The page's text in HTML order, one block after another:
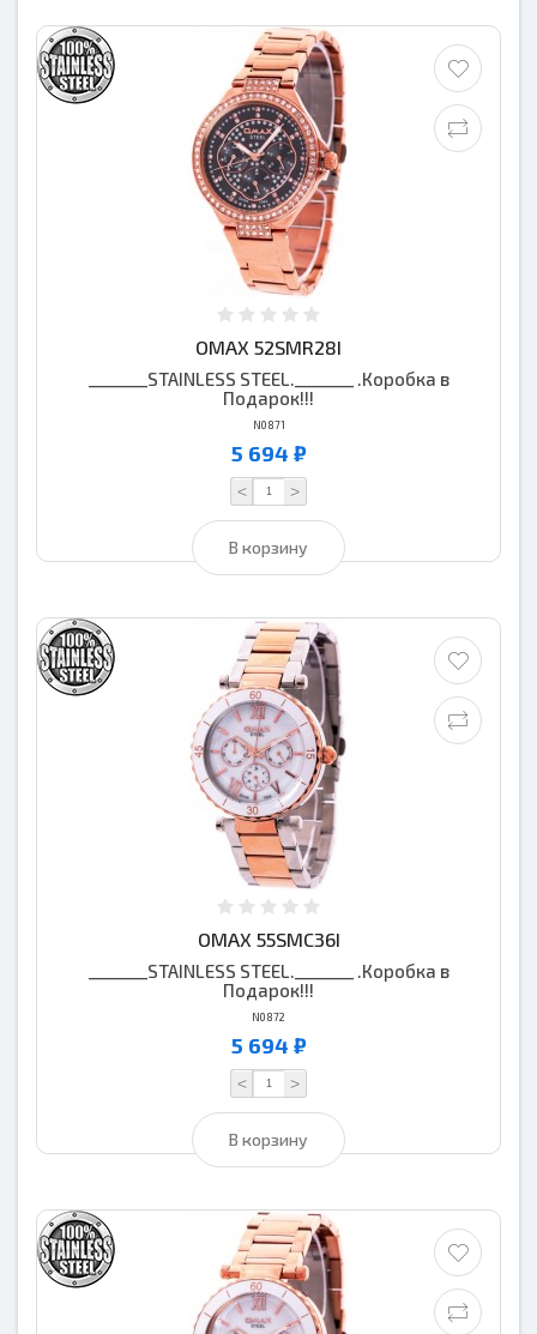
OMAX 52SMR28I
_______STAINLESS STEEL._______ .Коробка в
Подарок!!!
N0871
5 694 ₽
< >
В корзину
OMAX 55SMC36I
_______STAINLESS STEEL._______ .Коробка в
Подарок!!!
N0872
5 694 ₽
< >
В корзину